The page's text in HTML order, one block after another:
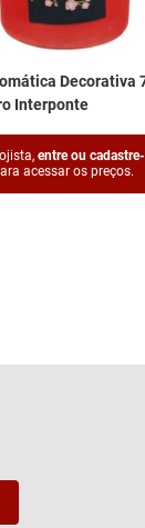
Decorativa
Interponte
entre ou
acessar os preços.